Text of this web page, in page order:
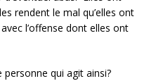
rendent le mal qu’elles ont
l’offense dont elles ont
qui agit ainsi?